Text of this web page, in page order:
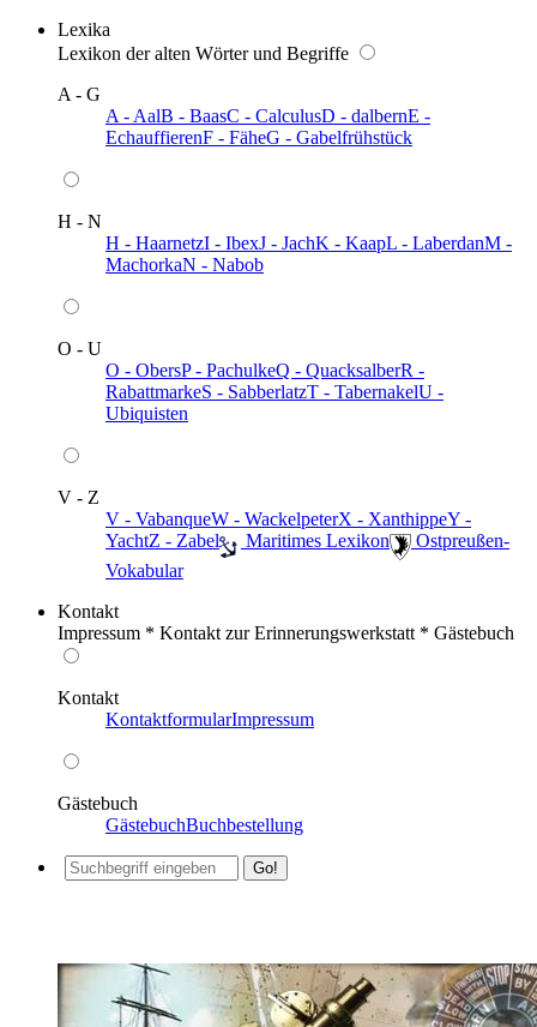
Lexika
Lexikon der alten Wörter und Begriffe
A - G
A - AalB - BaasC - CalculusD - dalbernE -
EchauffierenF - FäheG - Gabelfrühstück
H - N
H - HaarnetzI - IbexJ - JachK - KaapL - LaberdanM -
MachorkaN - Nabob
O - U
O - ObersP - PachulkeQ - QuacksalberR -
RabattmarkeS - SabberlatzT - TabernakelU -
Ubiquisten
V - Z
V - VabanqueW - WackelpeterX - XanthippeY -
YachtZ - Zabel ️ Maritimes Lexikon
️ Ostpreußen-
Vokabular
Kontakt
Impressum * Kontakt zur Erinnerungswerkstatt * Gästebuch
Kontakt
KontaktformularImpressum
Gästebuch
GästebuchBuchbestellung